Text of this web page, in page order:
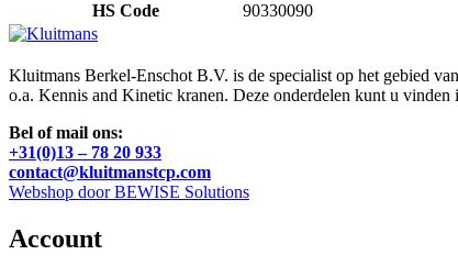
HS Code 90330090
Kluitmans Berkel-Enschot B.V. is de specialist op het gebied
o.a. Kennis and Kinetic kranen. Deze onderdelen kunt u
Bel of mail ons:
+31(0)13 – 78 20 933
contact@kluitmanstcp.com
Webshop door BEWISE Solutions
Account